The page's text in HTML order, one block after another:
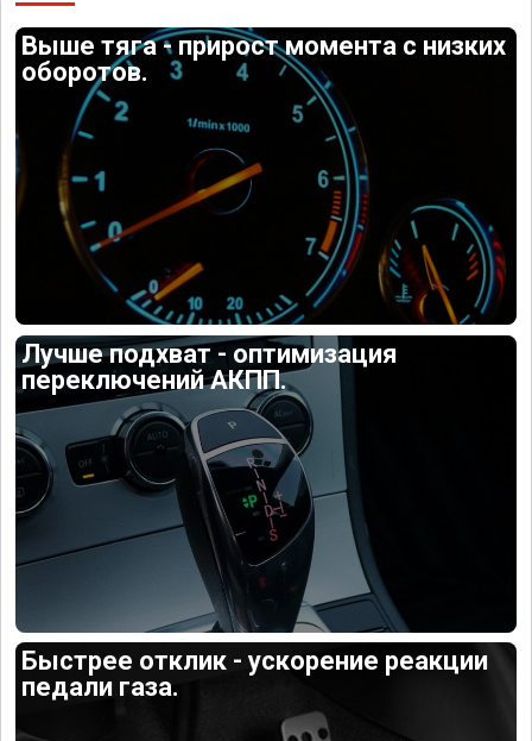
Выше тяга - прирост момента с низких
оборотов.
Лучше подхват - оптимизация
переключений АКПП.
Быстрее отклик - ускорение реакции
педали газа.